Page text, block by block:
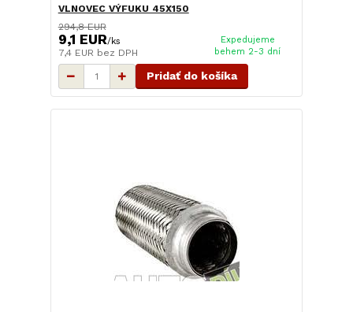
VLNOVEC VÝFUKU 45X150
294,8 EUR
9,1 EUR/ks
7,4 EUR bez DPH
Expedujeme
behem 2-3 dní
Pridať do košíka